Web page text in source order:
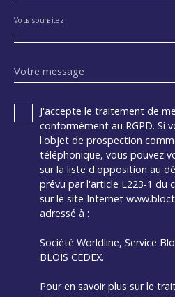
-
Vous souhaitez
Votre message
J'accepte le traitement de
conformément au RGPD. Si
l'objet de prospection
téléphonique, vous pouvez
sur la liste d'opposition au
prévu par l'article L223-1 du
sur le site Internet
adressé à :
Société Worldline, Service
BLOIS CEDEX.
Pour en savoir plus sur le